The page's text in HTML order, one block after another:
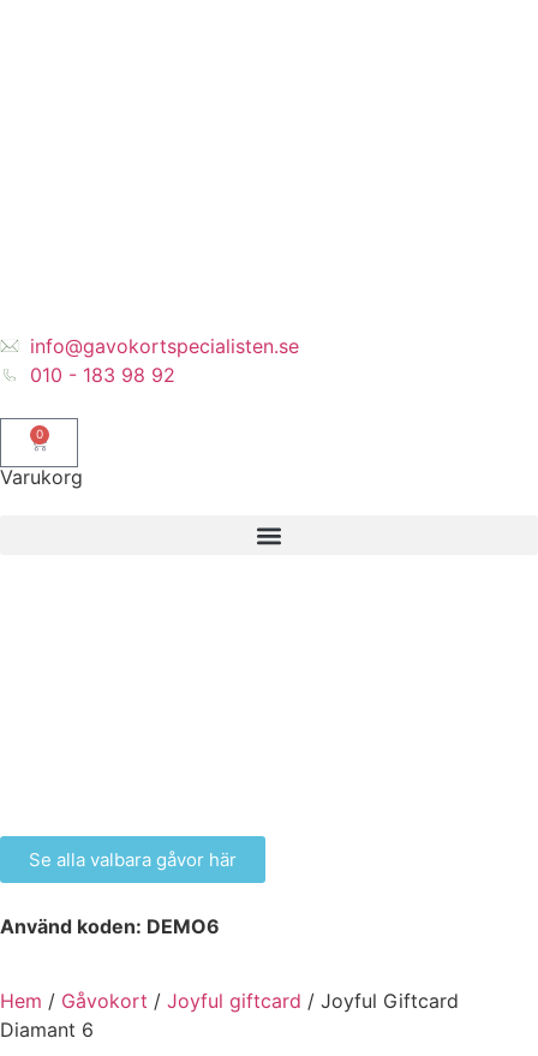
info@gavokortspecialisten.se
010 - 183 98 92
0
Varukorg
Se alla valbara gåvor här
Använd koden: DEMO6
Hem / Gåvokort / Joyful giftcard / Joyful Giftcard
Diamant 6